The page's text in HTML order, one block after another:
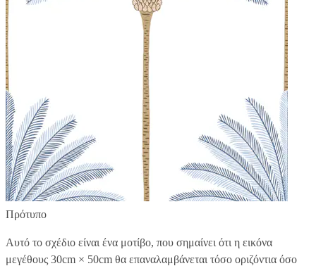
Πρότυπο
Αυτό το σχέδιο είναι ένα μοτίβο, που σημαίνει ότι η εικόνα
μεγέθους 30cm × 50cm θα επαναλαμβάνεται τόσο οριζόντια όσο